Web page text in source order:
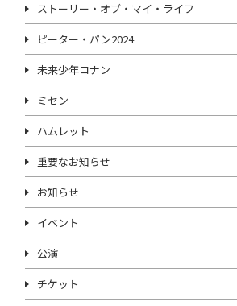
ストーリー・オブ・マイ・ライフ
ピーター・パン2024
未来少年コナン
ミセン
ハムレット
重要なお知らせ
お知らせ
イベント
公演
チケット